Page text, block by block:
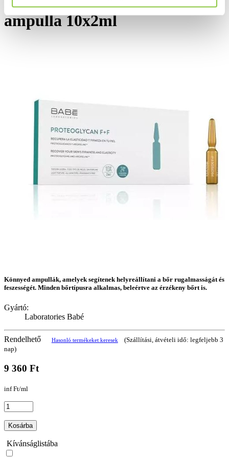
ampulla 10x2ml
Könnyed ampullák, amelyek segítenek helyreállítani a bőr rugalmasságát és
feszességét. Minden bőrtípusra alkalmas, beleértve az érzékeny bőrt is.
Gyártó:
Laboratories Babé
Rendelhető Hasonló termékeket keresek
(Szállítási, átvételi idő: legfeljebb 3
nap)
9 360 Ft
inf Ft/ml
Kosárba
Kívánságlistába